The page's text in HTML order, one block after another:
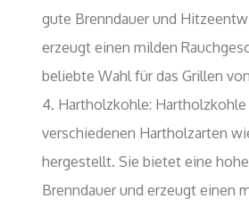
gute Brenndauer und
erzeugt einen milden
beliebte Wahl für das Grillen
Hartholzkohle: Hartholzkohle
verschiedenen Hartholzarten
hergestellt. Sie bietet eine
Brenndauer und erzeugt einen